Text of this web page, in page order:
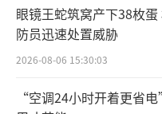
眼镜王蛇筑窝产下38枚蛋
防员迅速处置威胁
2026-08-06 15:30:03
“空调24小时开着更省